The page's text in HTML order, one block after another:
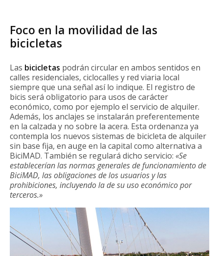
Foco en la movilidad de las
bicicletas
Las bicicletas podrán circular en ambos sentidos en
calles residenciales, ciclocalles y red viaria local
siempre que una señal así lo indique. El registro de
bicis será obligatorio para usos de carácter
económico, como por ejemplo el servicio de alquiler.
Además, los anclajes se instalarán preferentemente
en la calzada y no sobre la acera. Esta ordenanza ya
contempla los nuevos sistemas de bicicleta de alquiler
sin base fija, en auge en la capital como alternativa a
BiciMAD. También se regulará dicho servicio: «Se
establecerían las normas generales de funcionamiento de
BiciMAD, las obligaciones de los usuarios y las
prohibiciones, incluyendo la de su uso económico por
terceros.»